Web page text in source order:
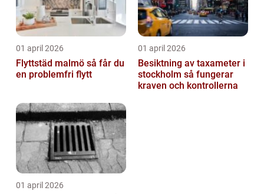
01 april 2026
Flyttstäd malmö så får du
en problemfri flytt
01 april 2026
Besiktning av taxameter i
stockholm så fungerar
kraven och kontrollerna
01 april 2026